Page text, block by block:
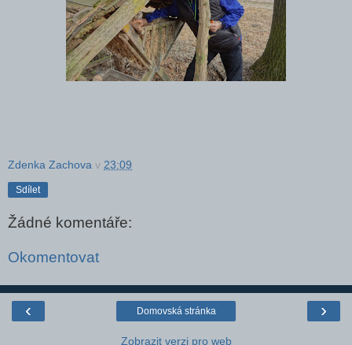
Zdenka Zachova v 23:09
Sdílet
Žádné komentáře:
Okomentovat
‹ ›
Domovská stránka
Zobrazit verzi pro web